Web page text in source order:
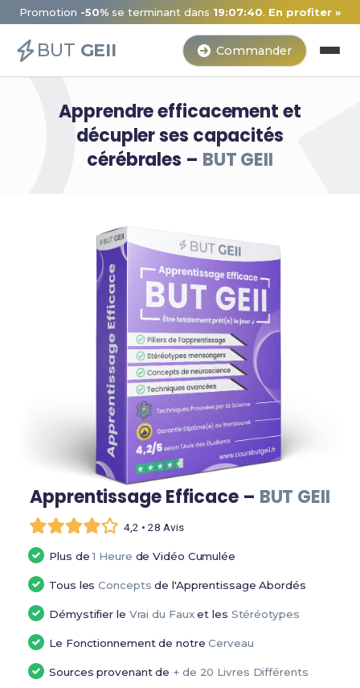
Promotion -50% se terminant dans 19:07:40. En profiter »
BUT GEII Commander
Apprendre efficacement et
décupler ses capacités
cérébrales – BUT GEII
Apprentissage Efficace – BUT GEII
4,2 • 28 Avis
Plus de1 Heure de Vidéo Cumulée
Tous lesConcepts de l'Apprentissage Abordés
Démystifier le Vrai du Fauxet les Stéréotypes
Le Fonctionnement de notreCerveau
Sources provenant de + de 20 Livres Différents